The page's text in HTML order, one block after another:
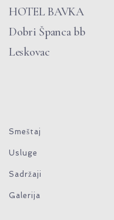
HOTEL BAVKA
Dobri Španca bb
Leskovac
Smeštaj
Usluge
Sadržaji
Galerija